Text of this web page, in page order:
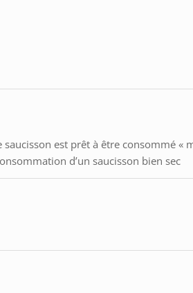
est prêt à être consommé «
d’un saucisson bien sec